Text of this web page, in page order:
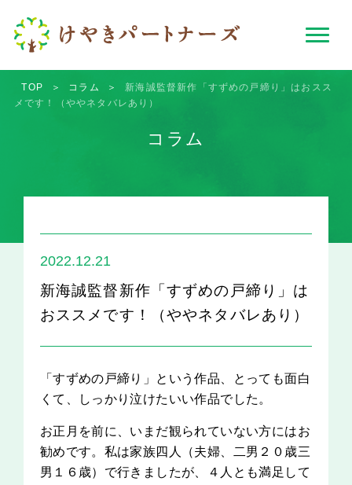
TOP ＞ コラム ＞
新海誠監督新作「すずめの戸締り」はおスス
メです！（ややネタバレあり）
コラム
2022.12.21
新海誠監督新作「すずめの戸締り」は
おススメです！（ややネタバレあり）
「すずめの戸締り」という作品、とっても面白
くて、しっかり泣けたいい作品でした。
お正月を前に、いまだ観られていない方にはお
勧めです。私は家族四人（夫婦、二男２０歳三
男１６歳）で行きましたが、４人とも満足して